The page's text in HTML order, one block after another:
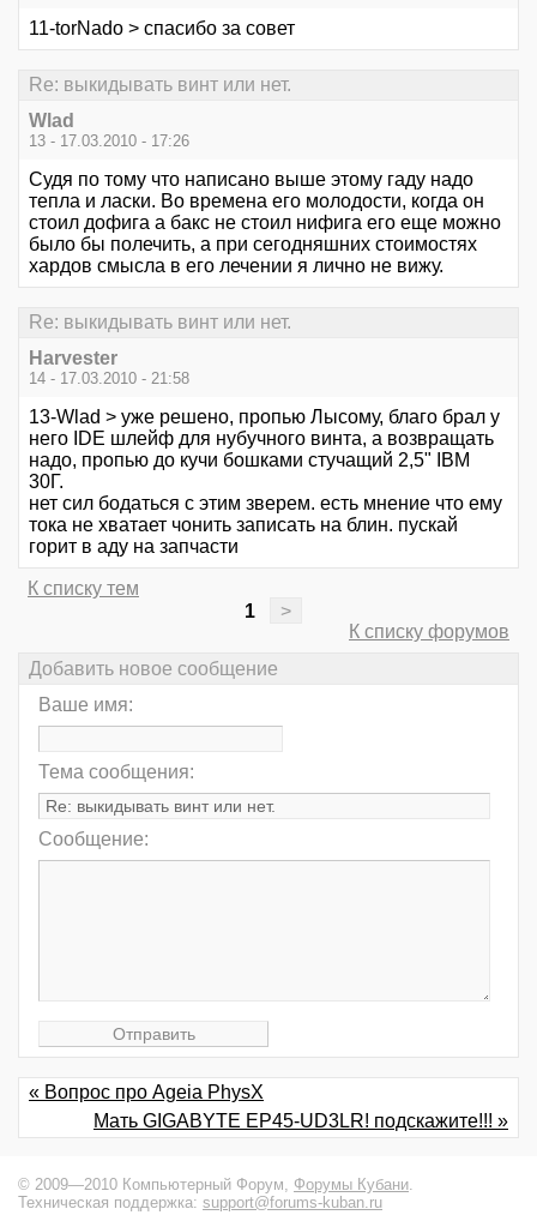
11-torNado > спасибо за совет
Re: выкидывать винт или нет.
Wlad
13 - 17.03.2010 - 17:26
Судя по тому что написано выше этому гаду надо
тепла и ласки. Во времена его молодости, когда он
стоил дофига а бакс не стоил нифига его еще можно
было бы полечить, а при сегодняшних стоимостях
хардов смысла в его лечении я лично не вижу.
Re: выкидывать винт или нет.
Harvester
14 - 17.03.2010 - 21:58
13-Wlad > уже решено, пропью Лысому, благо брал у
него IDE шлейф для нубучного винта, а возвращать
надо, пропью до кучи бошками стучащий 2,5" IBM
30Г.
нет сил бодаться с этим зверем. есть мнение что ему
тока не хватает чонить записать на блин. пускай
горит в аду на запчасти
К списку тем
1
>
К списку форумов
Добавить новое сообщение
Ваше имя:
Тема сообщения:
Сообщение:
« Вопрос про Ageia PhysX
Мать GIGABYTE EP45-UD3LR! подскажите!!! »
© 2009—2010 Компьютерный Форум, Форумы Кубани
Техническая поддержка: support@forums-kuban.ru